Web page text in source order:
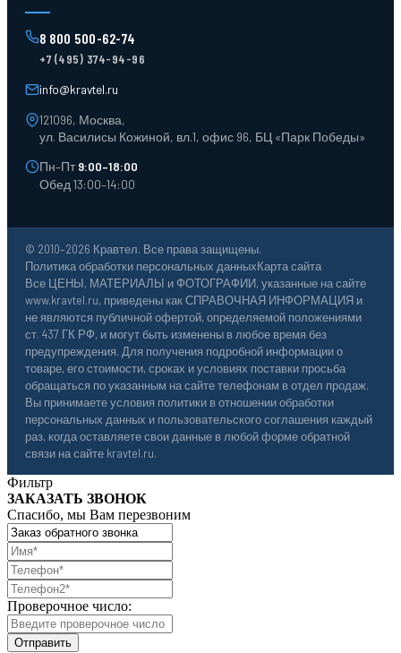
Поддоны
Ящики пластиковые
Тара пласт. и металл.
Тележки для склада
8 800 500-62-74
+7 (495) 374-94-96
info@kravtel.ru
121096, Москва,
ул. Василисы Кожиной, вл.1, офис 96, БЦ «Парк Победы»
Пн–Пт9:00–18:00
Обед 13:00–14:00
© 2010–2026 Кравтел. Все права защищены.
Политика обработки персональных данныхКарта сайта
Все ЦЕНЫ, МАТЕРИАЛЫ и ФОТОГРАФИИ, указанные на сайте
www.kravtel.ru, приведены как СПРАВОЧНАЯ ИНФОРМАЦИЯ и
не являются публичной офертой, определяемой положениями
ст. 437 ГК РФ, и могут быть изменены в любое время без
предупреждения. Для получения подробной информации о
товаре, его стоимости, сроках и условиях поставки просьба
обращаться по указанным на сайте телефонам в отдел продаж.
Вы принимаете условия политики в отношении обработки
персональных данных и пользовательского соглашения каждый
раз, когда оставляете свои данные в любой форме обратной
связи на сайте kravtel.ru.
Фильтр
ЗАКАЗАТЬ ЗВОНОК
Спасибо, мы Вам перезвоним
Проверочное число: